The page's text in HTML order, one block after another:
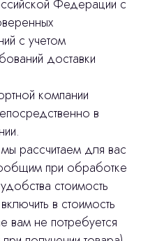
Федерации с
с учетом
доставки
компании
в
рассчитаем для вас
при обработке
стоимость
в стоимость
вам не потребуется
и